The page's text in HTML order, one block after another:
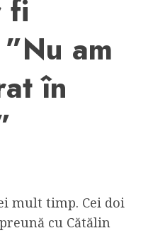
fi
am
în
mult timp. Cei doi
cu Cătălin